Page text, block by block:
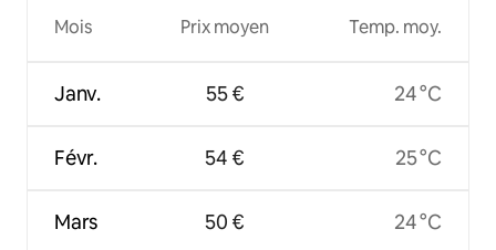
Mois
Janv.
Févr.
Mars
Prix moyen
55 €
54 €
50 €
Temp. moy.
24 °C
25 °C
24 °C